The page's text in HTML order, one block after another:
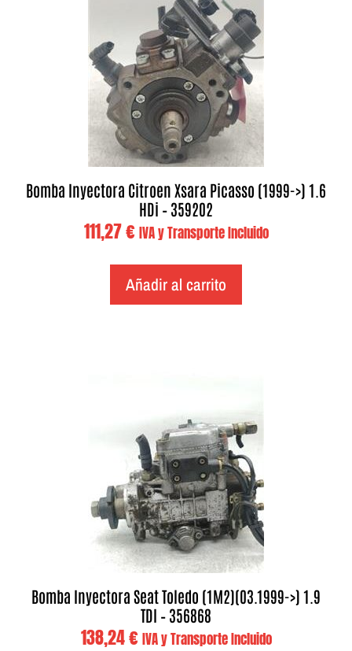
Bomba Inyectora Citroen Xsara Picasso (1999->) 1.6
HDi – 359202
111,27€ IVA y Transporte Incluido
Añadir al carrito
Bomba Inyectora Seat Toledo (1M2)(03.1999->) 1.9
TDI – 356868
138,24€ IVA y Transporte Incluido